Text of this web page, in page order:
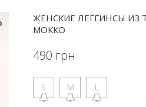
ЖЕНСКИЕ ЛЕГГИНСЫ ИЗ
МОККО
490 грн
S M L